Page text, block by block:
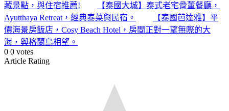
藏景點，與住宿推薦!
【泰國大城】泰式老宅骨董餐廳，
Ayutthaya Retreat，經典泰菜與民宿。
【泰國芭達雅】平
價海景房飯店，Cosy Beach Hotel，房間正對一望無際的大
海，與格蘭島相望。
0 0 votes
Article Rating